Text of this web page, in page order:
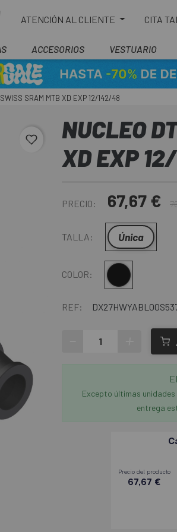
ATENCIÓN AL CLIENTE CITA
ACCESORIOS VESTUARIO
SRAM MTB XD EXP 12/142/48
favorite_border
NUCLEO
XD EXP
PRECIO: 67,67 €
TALLA: Única
COLOR: Negro
REF:
Excepto últimas
entrega